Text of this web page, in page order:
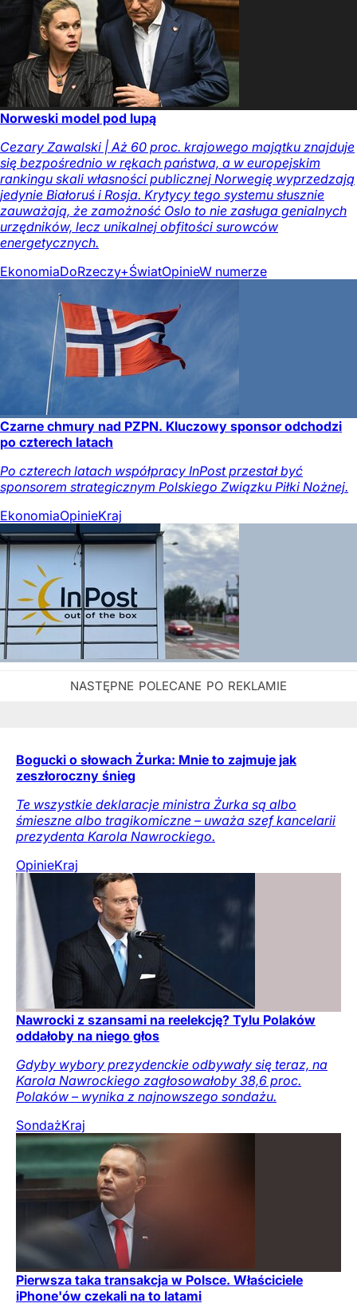
Norweski model pod lupą
Cezary Zawalski | Aż 60 proc. krajowego majątku znajduje
się bezpośrednio w rękach państwa, a w europejskim
rankingu skali własności publicznej Norwegię wyprzedzają
jedynie Białoruś i Rosja. Krytycy tego systemu słusznie
zauważają, że zamożność Oslo to nie zasługa genialnych
urzędników, lecz unikalnej obfitości surowców
energetycznych.
EkonomiaDoRzeczy+ŚwiatOpinieW numerze
Czarne chmury nad PZPN. Kluczowy sponsor odchodzi
po czterech latach
Po czterech latach współpracy InPost przestał być
sponsorem strategicznym Polskiego Związku Piłki Nożnej.
EkonomiaOpinieKraj
Bogucki o słowach Żurka: Mnie to zajmuje jak
zeszłoroczny śnieg
Te wszystkie deklaracje ministra Żurka są albo
śmieszne albo tragikomiczne – uważa szef kancelarii
prezydenta Karola Nawrockiego.
OpinieKraj
Nawrocki z szansami na reelekcję? Tylu Polaków
oddałoby na niego głos
Gdyby wybory prezydenckie odbywały się teraz, na
Karola Nawrockiego zagłosowałoby 38,6 proc.
Polaków – wynika z najnowszego sondażu.
SondażKraj
Pierwsza taka transakcja w Polsce. Właściciele
iPhone'ów czekali na to latami